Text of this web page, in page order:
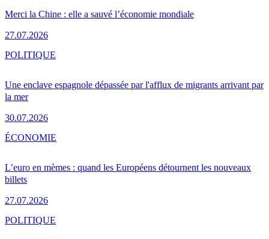
Merci la Chine : elle a sauvé l’économie mondiale
27.07.2026
Une enclave espagnole dépassée par l'afflux de migrants arrivant par
la mer
30.07.2026
POLITIQUE
L’euro en mèmes : quand les Européens détournent les nouveaux
billets
27.07.2026
ÉCONOMIE
POLITIQUE